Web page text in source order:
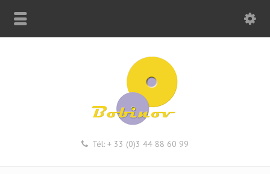
Tél: + 33 (0)3 44 88 60 99